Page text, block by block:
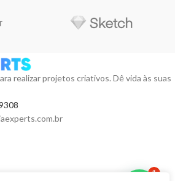
lugar!
realizar projetos criativos. Dê vida às suas
1